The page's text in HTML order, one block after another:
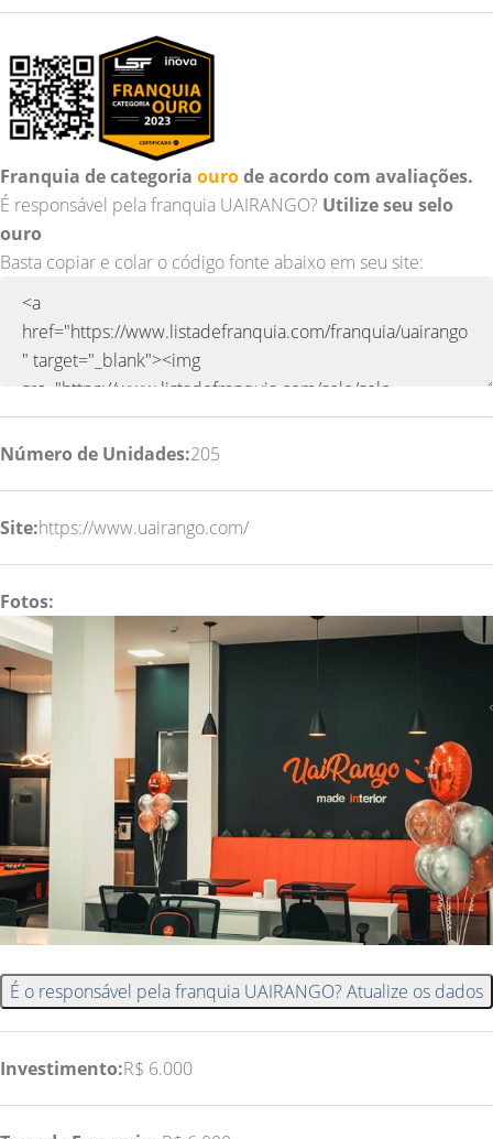
Franquia de categoria ourode acordo com avaliações.
É responsável pela franquia UAIRANGO? Utilize seu selo
ouro
Basta copiar e colar o código fonte abaixo em seu site:
Número de Unidades:205
Site:https://www.uairango.com/
Fotos:
É o responsável pela franquia UAIRANGO? Atualize os dados
Investimento:R$ 6.000